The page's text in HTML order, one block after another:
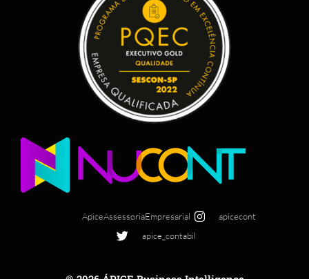
ApiceAssessoriaEmpresarial
apicecont
apice_contabil